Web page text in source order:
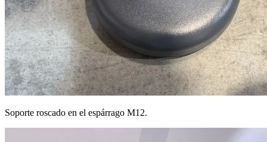
Soporte roscado en el espárrago M12.